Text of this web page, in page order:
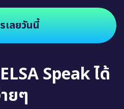
เลยวันนี้
Speak ได้
ยๆ